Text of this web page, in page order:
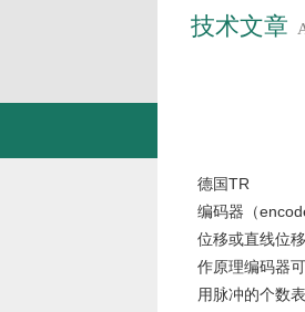
技术文章
德国TR
编码器（
位移或直线位
作原理编码器
用脉冲的个数